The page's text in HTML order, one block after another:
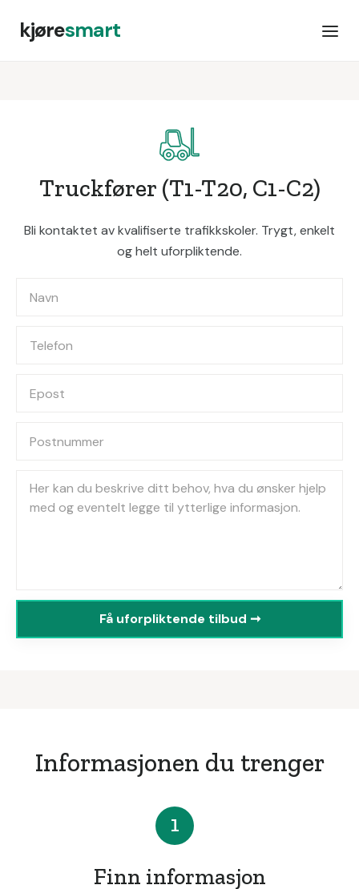
kjøresmart
Truckfører (T1-T20, C1-C2)
Bli kontaktet av kvalifiserte trafikkskoler. Trygt, enkelt
og helt uforpliktende.
Informasjonen du trenger
1
Finn informasjon